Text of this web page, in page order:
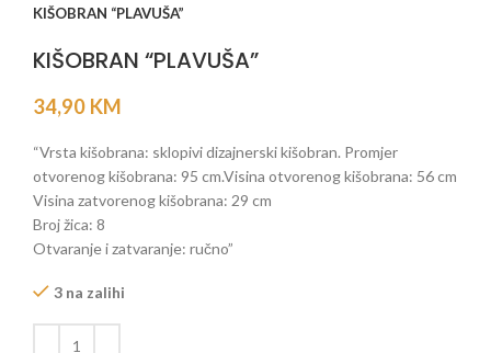
KIŠOBRAN “PLAVUŠA”
KIŠOBRAN “PLAVUŠA”
34,90 KM
“Vrsta kišobrana: sklopivi dizajnerski kišobran. Promjer
otvorenog kišobrana: 95 cm.Visina otvorenog kišobrana: 56 cm
Visina zatvorenog kišobrana: 29 cm
Broj žica: 8
Otvaranje i zatvaranje: ručno”
3 na zalihi